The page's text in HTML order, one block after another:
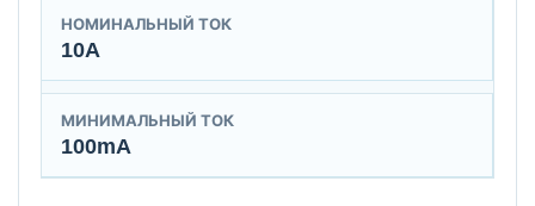
НОМИНАЛЬНЫЙ ТОК
10A
МИНИМАЛЬНЫЙ ТОК
100mA